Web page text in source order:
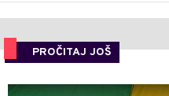
PROČITAJ JOŠ